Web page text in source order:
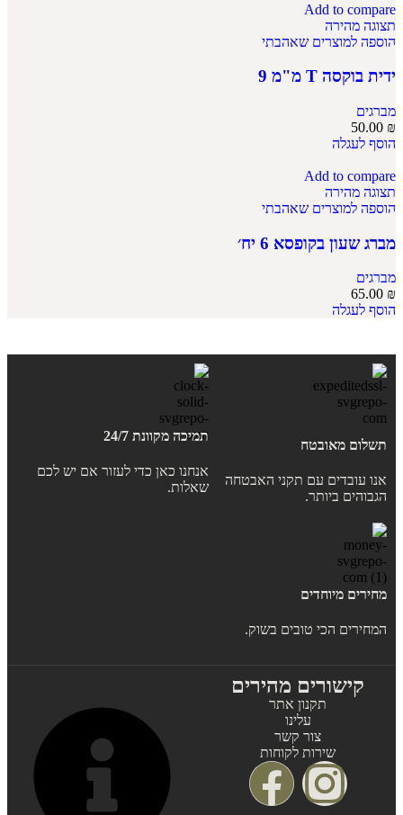
Add to compare
תצוגה מהירה
הוספה למוצרים שאהבתי
ידית בוקסה T מ"מ 9
מברגים
50.00 ₪
הוסף לעגלה
Add to compare
תצוגה מהירה
הוספה למוצרים שאהבתי
מברג שעון בקופסא 6 יח׳
מברגים
65.00 ₪
הוסף לעגלה
תשלום מאובטח
אנו עובדים עם תקני האבטחה
הגבוהים ביותר.
תמיכה מקוונת 24/7
אנחנו כאן כדי לעזור אם יש לכם
שאלות.
מחירים מיוחדים
המחירים הכי טובים בשוק.
קישורים מהירים
תקנון אתר
עלינו
צור קשר
שירות לקוחות